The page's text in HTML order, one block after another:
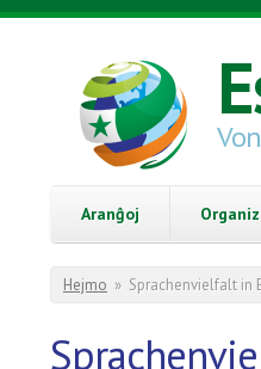
Skip to main content
Aranĝoj
You are here
Hejmo » Sprachenvielfalt in